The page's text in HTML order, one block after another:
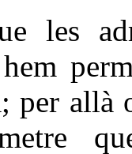
les
per allà